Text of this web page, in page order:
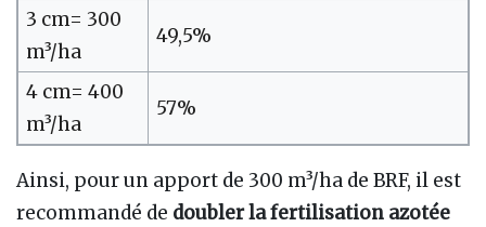
3 cm= 300
m³/ha
49,5%
4 cm= 400
m³/ha
57%
Ainsi, pour un apport de 300 m³/ha de BRF, il est
recommandé de doubler la fertilisation azotée